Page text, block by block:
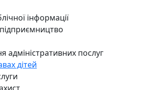
інформації
адміністративних послуг
дітей